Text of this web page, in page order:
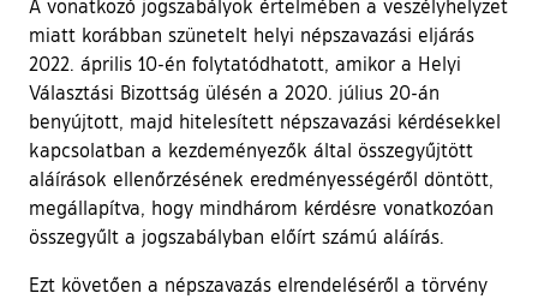
A vonatkozó jogszabályok értelmében a veszélyhelyzet
miatt korábban szünetelt helyi népszavazási eljárás
2022. április 10-én folytatódhatott, amikor a Helyi
Választási Bizottság ülésén a 2020. július 20-án
benyújtott, majd hitelesített népszavazási kérdésekkel
kapcsolatban a kezdeményezők által összegyűjtött
aláírások ellenőrzésének eredményességéről döntött,
megállapítva, hogy mindhárom kérdésre vonatkozóan
összegyűlt a jogszabályban előírt számú aláírás.
Ezt követően a népszavazás elrendeléséről a törvény